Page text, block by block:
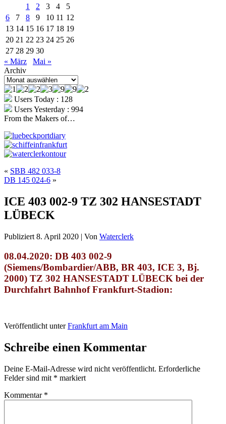
1
2 3 4
5
6
7 8 9 10 11 12
13 14 15 16 17 18 19
20 21 22 23 24 25 26
27 28 29 30
« März
Mai »
Archiv
Archiv
Users Today : 128
Users Yesterday : 994
From the Makers of…
« SBB 482 033-8
DB 145 024-6 »
ICE 403 002-9 TZ 302 HANSESTADT
LÜBECK
Publiziert 8. April 2020 | Von Waterclerk
08.04.2020: DB 403 002-9
(Siemens/Bombardier/ABB, BR 403, ICE 3, Bj.
2000) TZ 302 HANSESTADT LÜBECK bei der
Durchfahrt Bahnhof Frankfurt-Stadion:
Veröffentlicht unter Frankfurt am Main
Schreibe einen Kommentar
Deine E-Mail-Adresse wird nicht veröffentlicht. Erforderliche
Felder sind mit * markiert
Kommentar *